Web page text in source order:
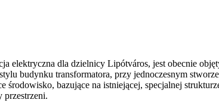
elektryczna dla dzielnicy Lipótváros, jest obecnie
budynku transformatora, przy jednoczesnym
bazujące na istniejącej, specjalnej
przestrzeni.